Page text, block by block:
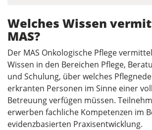
Welches Wissen
MAS?
Der MAS Onkologische Pflege
Wissen in den Bereichen Pflege,
und Schulung, über welches
erkranten Personen im Sinne einer
Betreuung verfügen müssen.
erwerben fachliche Kompetenzen im
evidenzbasierten Praxisentwicklung.